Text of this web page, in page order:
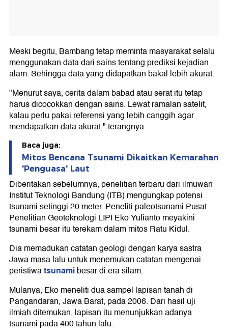
Meski begitu, Bambang tetap meminta masyarakat selalu
menggunakan data dari sains tentang prediksi kejadian
alam. Sehingga data yang didapatkan bakal lebih akurat.
"Menurut saya, cerita dalam babad atau serat itu tetap
harus dicocokkan dengan sains. Lewat ramalan satelit,
kalau perlu pakai referensi yang lebih canggih agar
mendapatkan data akurat," terangnya.
Baca juga:
Mitos Bencana Tsunami Dikaitkan Kemarahan
'Penguasa' Laut
Diberitakan sebelumnya, penelitian terbaru dari ilmuwan
Institut Teknologi Bandung (ITB) mengungkap potensi
tsunami setinggi 20 meter. Peneliti paleotsunami Pusat
Penelitian Geoteknologi LIPI Eko Yulianto meyakini
tsunami besar itu terekam dalam mitos Ratu Kidul.
Dia memadukan catatan geologi dengan karya sastra
Jawa masa lalu untuk menemukan catatan mengenai
peristiwatsunamibesar di era silam.
Mulanya, Eko meneliti dua sampel lapisan tanah di
Pangandaran, Jawa Barat, pada 2006. Dari hasil uji
ilmiah ditemukan, lapisan itu menunjukkan adanya
tsunami pada 400 tahun lalu.